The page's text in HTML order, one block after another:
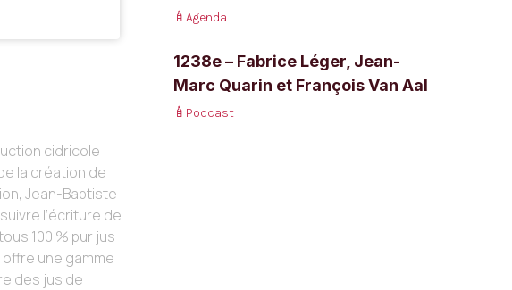
cidricole
la création de
Jean-Baptiste
l’écriture de
100 % pur jus
une gamme
des jus de
Agenda
1238e – Fabrice Léger, Jean-
Marc Quarin et François Van Aal
Podcast